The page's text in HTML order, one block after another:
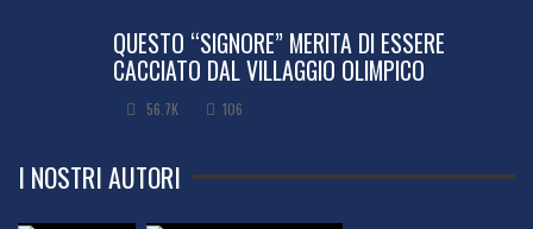
QUESTO “SIGNORE” MERITA DI ESSERE
CACCIATO DAL VILLAGGIO OLIMPICO
56.7K 106
I NOSTRI AUTORI